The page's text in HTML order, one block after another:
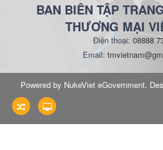
BAN BIÊN TẬP
THƯƠNG MẠI
Điện thoại: 08888
Email:
Powered by NukeViet eGovernment.